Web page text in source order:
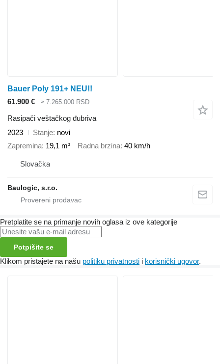
Bauer Poly 191+ NEU!!
61.900 €
≈ 7.265.000 RSD
Rasipači veštačkog đubriva
2023
Stanje novi
Zapremina 19,1 m³ Radna brzina 40 km/h
Slovačka
Baulogic, s.r.o.
Pretplatite se na primanje novih oglasa iz ove kategorije
Potpišite se
Klikom pristajete na našu politiku privatnosti i korisnički ugovor.